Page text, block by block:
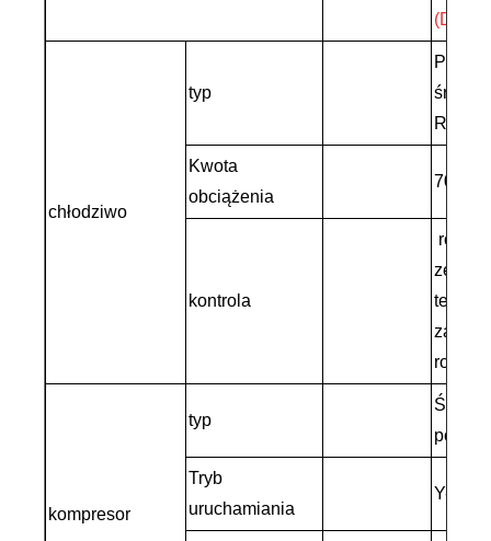
chłodziwo
typ
R407C
Kwota
obciążenia
70
kontrola
zaworu
kompresor
typ
Śruba
Tryb
uruchamiania
Y-△